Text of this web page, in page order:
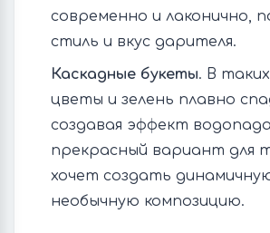
современно и лаконично,
стиль и вкус дарителя.
Каскадные букеты. В
цветы и зелень плавно
создавая эффект
прекрасный вариант для
хочет создать
необычную композицию.